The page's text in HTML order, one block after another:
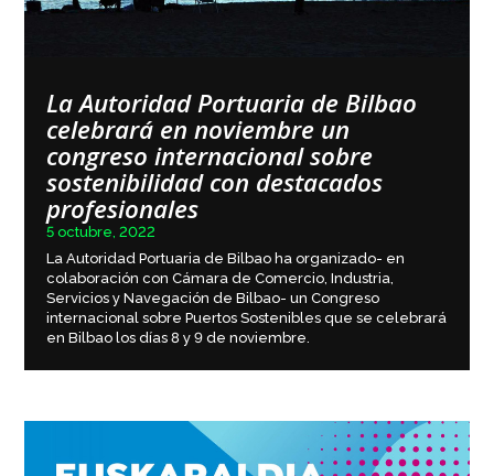
La Autoridad Portuaria de Bilbao
celebrará en noviembre un
congreso internacional sobre
sostenibilidad con destacados
profesionales
5 octubre, 2022
La Autoridad Portuaria de Bilbao ha organizado- en
colaboración con Cámara de Comercio, Industria,
Servicios y Navegación de Bilbao- un Congreso
internacional sobre Puertos Sostenibles que se celebrará
en Bilbao los días 8 y 9 de noviembre.